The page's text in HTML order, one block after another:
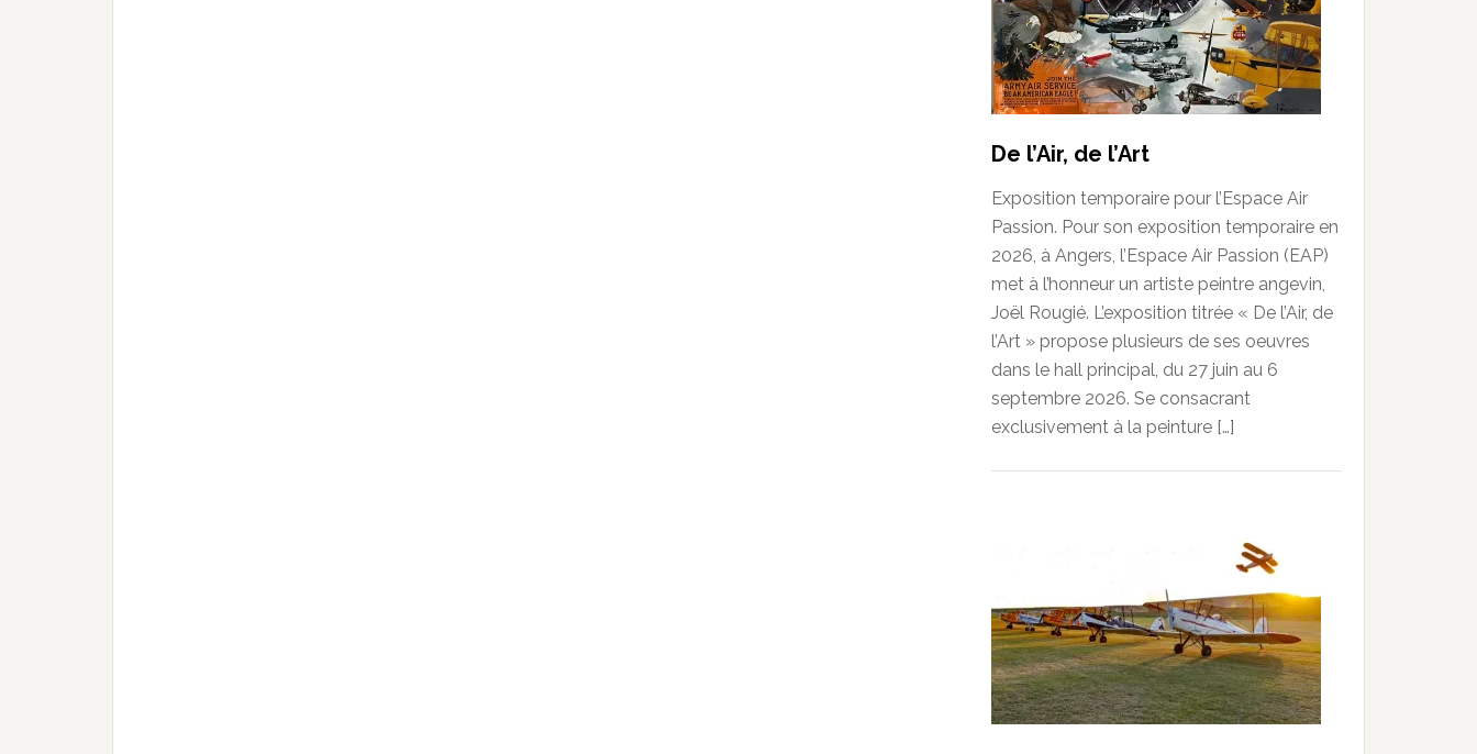
De l’Air, de l’Art
Exposition temporaire pour l’Espace Air
Passion. Pour son exposition temporaire en
2026, à Angers, l’Espace Air Passion (EAP)
met à l’honneur un artiste peintre angevin,
Joël Rougié. L’exposition titrée « De l’Air, de
l’Art » propose plusieurs de ses oeuvres
dans le hall principal, du 27 juin au 6
septembre 2026. Se consacrant
exclusivement à la peinture […]